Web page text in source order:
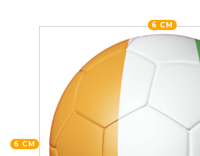
6 CM
6 CM